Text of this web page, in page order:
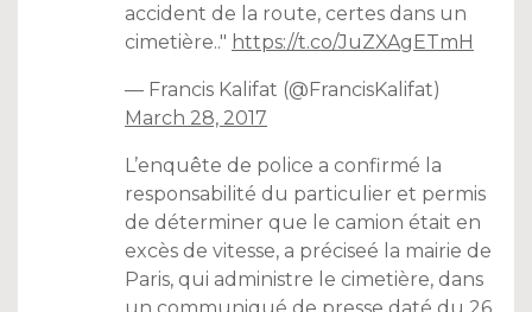
accident de la route, certes dans un
cimetière.." https://t.co/JuZXAgETmH
— Francis Kalifat (@FrancisKalifat)
March 28, 2017
L’enquête de police a confirmé la
responsabilité du particulier et permis
de déterminer que le camion était en
excès de vitesse, a préciseé la mairie de
Paris, qui administre le cimetière, dans